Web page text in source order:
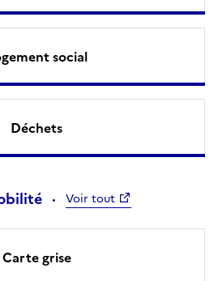
social
Déchets
Voir tout
Carte grise